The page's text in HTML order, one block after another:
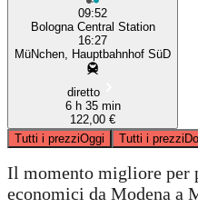
09:52
Bologna Central Station
16:27
MüNchen, Hauptbahnhof SüD
diretto
6 h 35 min
122,00 €
Tutti i prezziOggi Tutti i prezzi
Il momento migliore per
economici da Modena a